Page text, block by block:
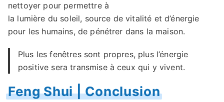
nettoyer pour permettre à
la lumière du soleil, source de vitalité et d’énergie
pour les humains, de pénétrer dans la maison.
Plus les fenêtres sont propres, plus l’énergie
positive sera transmise à ceux qui y vivent.
Feng Shui | Conclusion